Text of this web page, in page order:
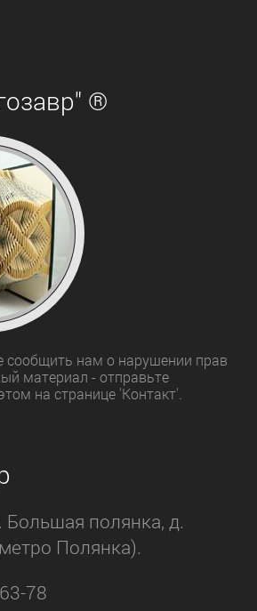
®
сообщить нам о нарушении прав
материал - отправьте
на странице 'Контакт'.
Большая полянка, д.
Полянка).
78